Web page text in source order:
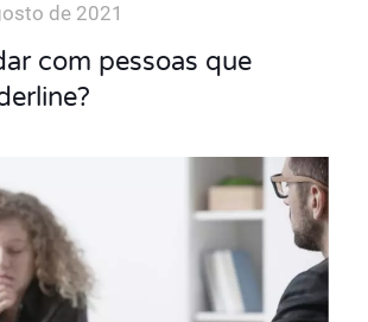
de 2021
com pessoas que